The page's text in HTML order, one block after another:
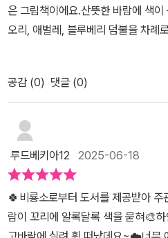
얀 알의 알록달록 색을 찾아 떠나는
해지는 색들로 단순하지만 선명한 색
비룡소 #도서제공#떼굴떼굴사르르
은 그림책이에요.산뜻한 바람에 색이
오리, 애벌레, 블루베리 덤불을 차례
받을 때 갑자기 까맣게 변하게 된답
하고 있던 찰나,지금까지 나누어 받
라 자기 자신 안에 있었던 것이라는
선명한 색감이시각적으로 강렬한 인
한 연출이 돋보이는 그림책이에요.
메시지를 발견하는 〈떼굴떼굴 사르르
림을 주는 그림책이에요 :)다음 장면
구가 색을 나눠 줄지아이들과 '이번
공감 (0) 댓글 (0)
루드베키아12 2025-06-18
🍀비룡소로부터 도서를 제공받아
람이 꼬리에 알록달록 색을 묻혀🎨